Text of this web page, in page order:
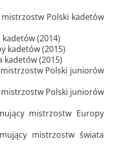
Polski kadetów
(2014)
kadetów (2015)
(2015)
Polski juniorów
Polski juniorów
mistrzostw Europy
mistrzostw świata